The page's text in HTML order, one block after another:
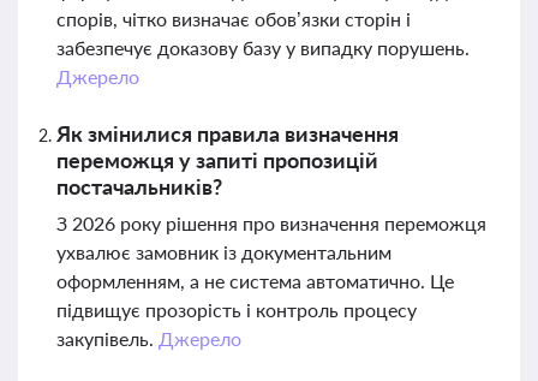
спорів, чітко визначає обов’язки сторін і
забезпечує доказову базу у випадку порушень.
Джерело
Як змінилися правила визначення
переможця у запиті пропозицій
постачальників?
З 2026 року рішення про визначення переможця
ухвалює замовник із документальним
оформленням, а не система автоматично. Це
підвищує прозорість і контроль процесу
закупівель. Джерело